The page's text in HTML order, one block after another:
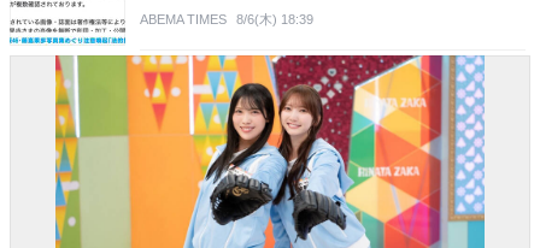
ABEMA TIMES 8/6(木) 18:39